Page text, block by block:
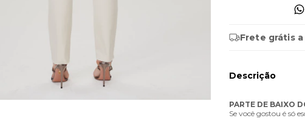
Frete grátis
Descrição
PARTE DE BAIXO
Se você gostou é só